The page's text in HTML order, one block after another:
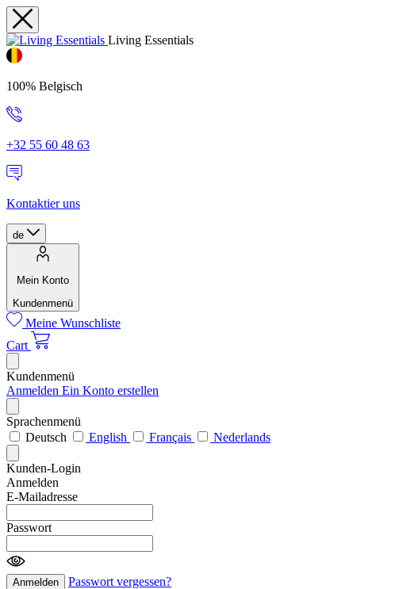
Living Essentials
100% Belgisch
+32 55 60 48 63
Kontaktier uns
de
Mein Konto
Kundenmenü
Meine Wunschliste
Cart
Kundenmenü
Anmelden Ein Konto erstellen
Sprachenmenü
Deutsch
English Français Nederlands
Kunden-Login
Anmelden
E-Mailadresse
Passwort
Anmelden
Passwort vergessen?